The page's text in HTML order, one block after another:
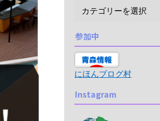
参加中
にほんブログ村
Instagram